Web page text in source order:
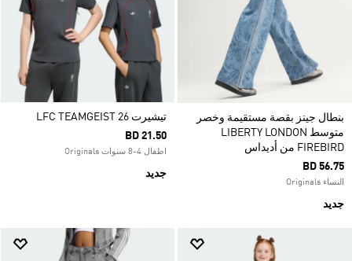
بنطال جينز بقصة مستقيمة وخصر
متوسط LIBERTY LONDON
FIREBIRD من أديداس
BD 56.75
النساء Originals
جديد
تيشيرت LFC TEAMGEIST 26
BD 21.50
اطفال 4-8 سنوات Originals
جديد